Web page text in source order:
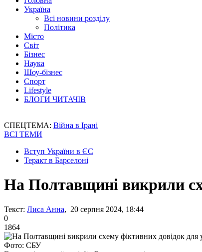
Україна
Всі новини розділу
Політика
Місто
Світ
Бізнес
Наука
Шоу-бізнес
Спорт
Lifestyle
БЛОГИ ЧИТАЧІВ
СПЕЦТЕМА: Війна в Ірані
ВСІ ТЕМИ
Вступ України в ЄС
Теракт в Барселоні
На Полтавщині викрили
Текст: Лиса Анна, 20 серпня 2024, 18:44
0
1864
Фото: СБУ